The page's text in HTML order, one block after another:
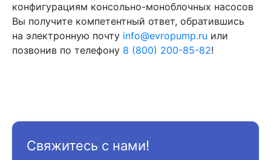
конфигурациям консольно-моноблочных насосов
Вы получите компетентный ответ, обратившись
на электронную почту info@evropump.ru или
позвонив по телефону 8 (800) 200-85-82!
Свяжитесь с нами!